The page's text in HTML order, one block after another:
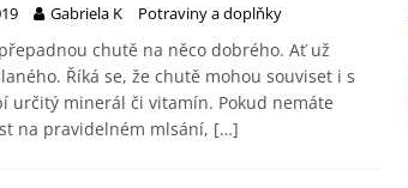
Gabriela K Potraviny a doplňky
chutě na něco dobrého. Ať už
Říká se, že chutě mohou souviset i s
určitý minerál či vitamín. Pokud nemáte
na pravidelném mlsání, […]